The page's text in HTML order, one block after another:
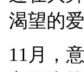
渴望的
11月，